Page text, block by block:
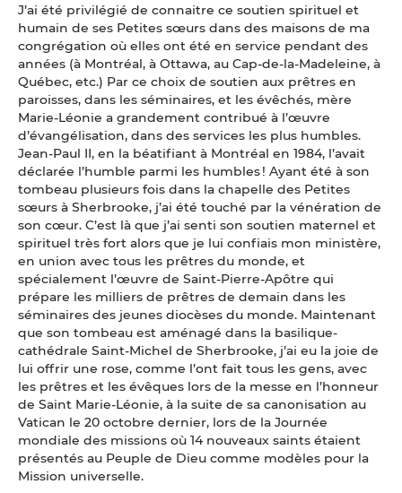
J’ai été privilégié de connaitre ce soutien spirituel et
humain de ses Petites sœurs dans des maisons de ma
congrégation où elles ont été en service pendant des
années (à Montréal, à Ottawa, au Cap-de-la-Madeleine, à
Québec, etc.) Par ce choix de soutien aux prêtres en
paroisses, dans les séminaires, et les évêchés, mère
Marie-Léonie a grandement contribué à l’œuvre
d’évangélisation, dans des services les plus humbles.
Jean-Paul II, en la béatifiant à Montréal en 1984, l’avait
déclarée l’humble parmi les humbles ! Ayant été à son
tombeau plusieurs fois dans la chapelle des Petites
sœurs à Sherbrooke, j’ai été touché par la vénération de
son cœur. C’est là que j’ai senti son soutien maternel et
spirituel très fort alors que je lui confiais mon ministère,
en union avec tous les prêtres du monde, et
spécialement l’œuvre de Saint-Pierre-Apôtre qui
prépare les milliers de prêtres de demain dans les
séminaires des jeunes diocèses du monde. Maintenant
que son tombeau est aménagé dans la basilique-
cathédrale Saint-Michel de Sherbrooke, j’ai eu la joie de
lui offrir une rose, comme l’ont fait tous les gens, avec
les prêtres et les évêques lors de la messe en l’honneur
de Saint Marie-Léonie, à la suite de sa canonisation au
Vatican le 20 octobre dernier, lors de la Journée
mondiale des missions où 14 nouveaux saints étaient
présentés au Peuple de Dieu comme modèles pour la
Mission universelle.